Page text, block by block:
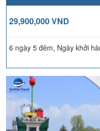
29,900,000 VND
6 ngày 5 đêm, Ngày khởi